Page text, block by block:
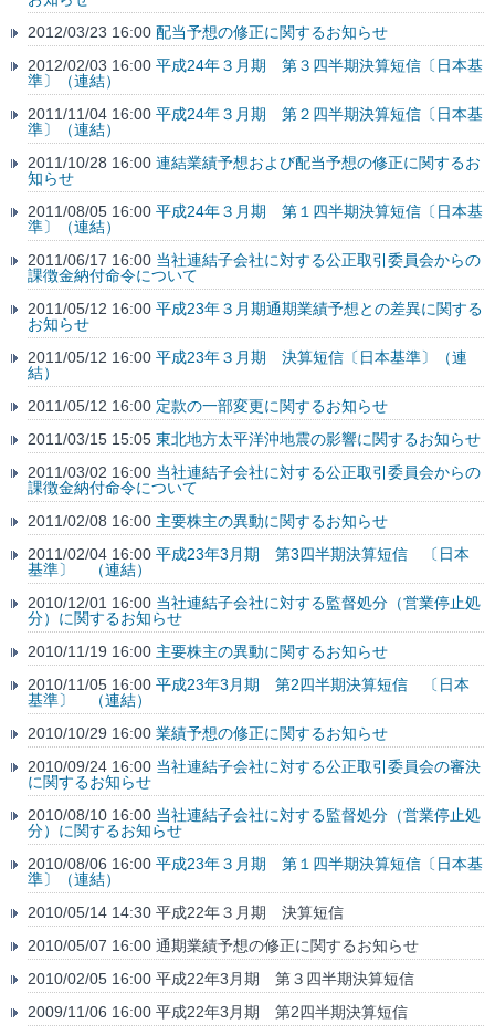
2012/03/23 16:00 配当予想の修正に関するお知らせ
2012/02/03 16:00 平成24年３月期 第３四半期決算短信〔日本基
準〕（連結）
2011/11/04 16:00 平成24年３月期 第２四半期決算短信〔日本基
準〕（連結）
2011/10/28 16:00 連結業績予想および配当予想の修正に関するお
知らせ
2011/08/05 16:00 平成24年３月期 第１四半期決算短信〔日本基
準〕（連結）
2011/06/17 16:00 当社連結子会社に対する公正取引委員会からの
課徴金納付命令について
2011/05/12 16:00 平成23年３月期通期業績予想との差異に関する
お知らせ
2011/05/12 16:00 平成23年３月期 決算短信〔日本基準〕（連
結）
2011/05/12 16:00 定款の一部変更に関するお知らせ
2011/03/15 15:05 東北地方太平洋沖地震の影響に関するお知らせ
2011/03/02 16:00 当社連結子会社に対する公正取引委員会からの
課徴金納付命令について
2011/02/08 16:00 主要株主の異動に関するお知らせ
2011/02/04 16:00 平成23年3月期 第3四半期決算短信 〔日本
基準〕 （連結）
2010/12/01 16:00 当社連結子会社に対する監督処分（営業停止処
分）に関するお知らせ
2010/11/19 16:00 主要株主の異動に関するお知らせ
2010/11/05 16:00 平成23年3月期 第2四半期決算短信 〔日本
基準〕 （連結）
2010/10/29 16:00 業績予想の修正に関するお知らせ
2010/09/24 16:00 当社連結子会社に対する公正取引委員会の審決
に関するお知らせ
2010/08/10 16:00 当社連結子会社に対する監督処分（営業停止処
分）に関するお知らせ
2010/08/06 16:00 平成23年３月期 第１四半期決算短信〔日本基
準〕（連結）
2010/05/14 14:30 平成22年３月期 決算短信
2010/05/07 16:00 通期業績予想の修正に関するお知らせ
2010/02/05 16:00 平成22年3月期 第３四半期決算短信
2009/11/06 16:00 平成22年3月期 第2四半期決算短信